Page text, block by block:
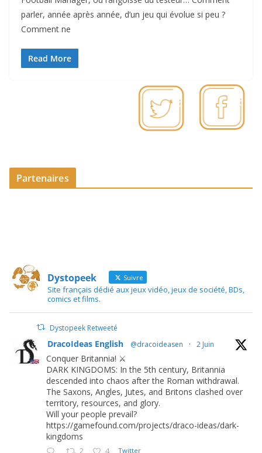
parler, année après année, d’un jeu qui évolue si peu ?
Comment ne
Read More
Partenaires
Dystopeek Suivre
Site français dédié aux jeux vidéo, jeux de société, BDs,
comics et films.
Dystopeek Retweeté
DracoIdeas English @dracoideasen · 2 Juin
Conquer Britannia! ⚔️
DARK KINGDOMS: In the 5th century, Britannia
descended into chaos after the Roman withdrawal.
The Saxons, Angles, Jutes, and Britons clashed over
territory, resources, and glory.
Will your people prevail?
https://gamefound.com/projects/draco-ideas/dark-
kingdoms
2 4 Twitter